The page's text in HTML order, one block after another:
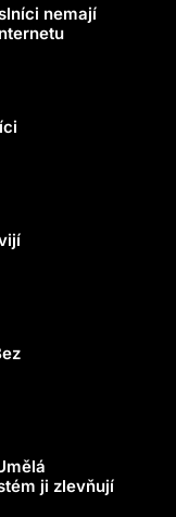
nemají
ji zlevňují